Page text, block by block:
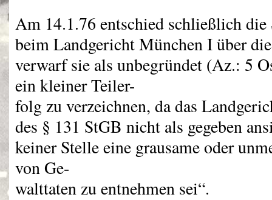
Am 14.1.76 entschied schließlich die
beim Landgericht München I über
verwarf sie als unbegründet (Az.: 5
ein kleiner Teiler-
folg zu verzeichnen, da das
des § 131 StGB nicht als gegeben
keiner Stelle eine grausame oder
von Ge-
walttaten zu entnehmen sei“.